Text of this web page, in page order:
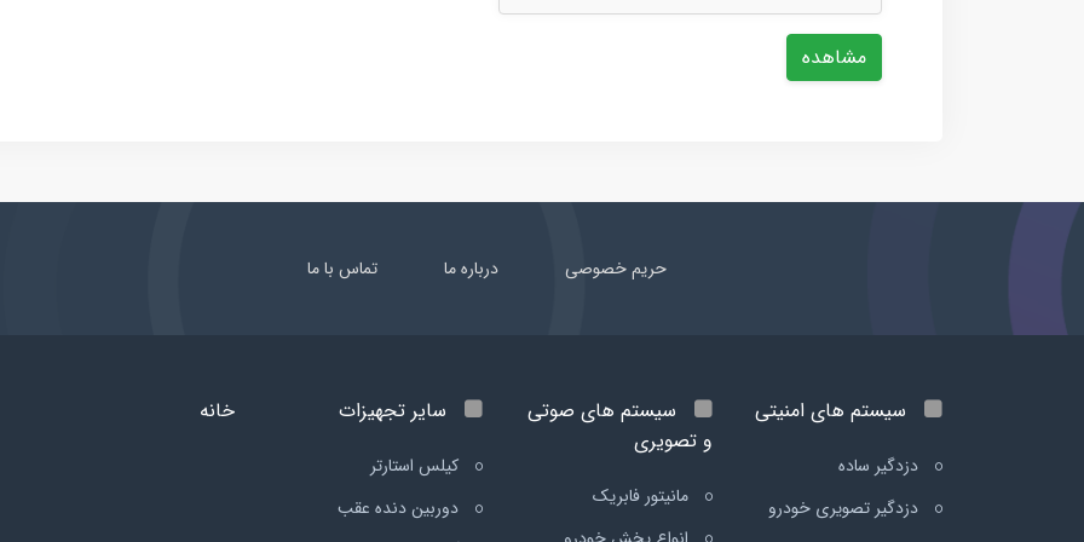
مشاهده
حریم خصوصی درباره ما تماس با ما
سیستم های امنیتی
دزدگیر ساده
دزدگیر تصویری خودرو
سیستم های صوتی
و تصویری
مانیتور فابریک
سایر تجهیزات
کیلس استارتر
دوربین دنده عقب
خانه